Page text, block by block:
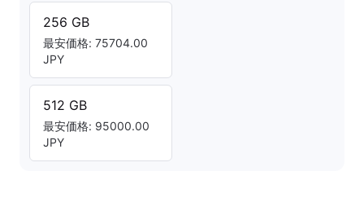
256 GB
最安価格: 75704.00
JPY
512 GB
最安価格: 95000.00
JPY